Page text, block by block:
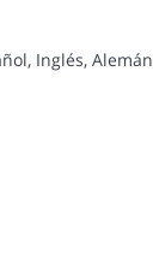
Inglés, Alemán